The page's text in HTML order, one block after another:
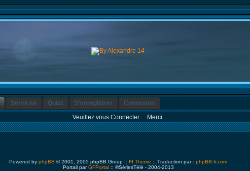
Services Quizz S'enregistrer
Connexion
Veuillez vous Connecter ... Merci.
Powered by phpBB © 2001, 2005 phpBB Group :: FI Theme :: Traduction par : phpBB-fr.com
Portail parGFPortal:: ©SériesTélé - 2004-2013